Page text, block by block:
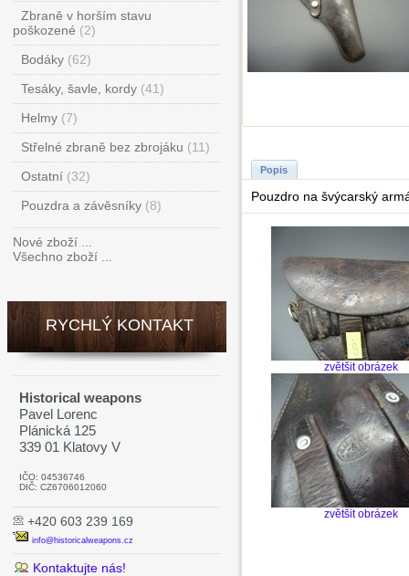
Zbraně v horším stavu
poškozené (2)
Bodáky(62)
Tesáky, šavle, kordy(41)
Helmy(7)
Střelné zbraně bez zbrojáku (11)
Ostatní(32)
Pouzdra a závěsníky(8)
Nové zboží ...
Všechno zboží ...
RYCHLÝ KONTAKT
Historical weapons
Pavel Lorenc
Plánická 125
339 01 Klatovy V
IČO: 04536746
DIČ: CZ6706012060
+420 603 239 169
info@historicalweapons.cz
Kontaktujte nás!
Popis
Pouzdro na švýcarský
zvětšit obrázek
zvětšit obrázek